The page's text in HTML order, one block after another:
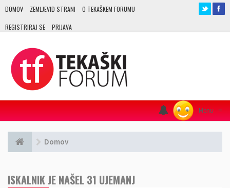
DOMOV ZEMLJEVID STRANI O TEKAŠKEM FORUMU
REGISTRIRAJ SE PRIJAVA
Menu ≡
Domov
ISKALNIK JE NAŠEL 31 UJEMANJ